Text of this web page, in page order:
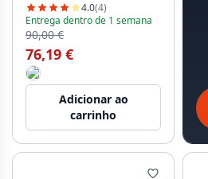
4.0(4)
Entrega dentro de 1 semana
90,00 €
76,19 €
Adicionar ao
carrinho